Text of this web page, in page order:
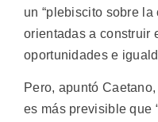
un “plebiscito sobre
orientadas a construir
oportunidades e
Pero, apuntó
es más previsible que